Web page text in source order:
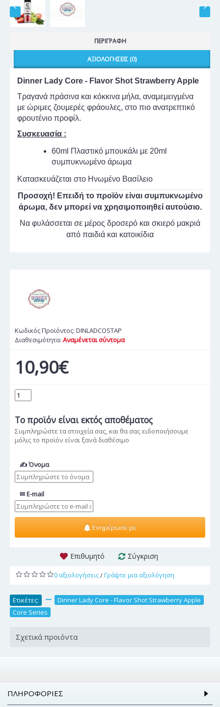
ΠΕΡΙΓΡΑΦΉ
ΑΞΙΟΛΟΓΉΣΕΙΣ (0)
Dinner Lady Core - Flavor Shot Strawberry Apple
Τραγανά πράσινα και κόκκινα μήλα, αναμεμειγμένα
με ώριμες ζουμερές φράουλες, στο πιο ανατρεπτικό
φρουτένιο προφίλ.
Συσκευασία :
60ml Πλαστικό μπουκάλι με 20ml
συμπυκνωμένο άρωμα
Κατασκευάζεται στο Ηνωμένο Βασίλειο
Προσοχή! Επειδή το προϊόν είναι συμπυκνωμένο
άρωμα, δεν μπορεί να χρησιμοποιηθεί αυτούσιο.
Να φυλάσσεται σε μέρος δροσερό και σκιερό μακριά
από παιδιά και κατοικίδια
Κωδικός Προϊόντος: DINLADCOSTAP
Διαθεσιμότητα: Αναμένεται σύντομα
10,90€
Το προϊόν είναι εκτός αποθέματος
Συμπληρώστε τα στοιχεία σας, και θα σας ειδοποιήσουμε
μόλις το προϊόν είναι ξανά διαθέσιμο
✍ Όνομα
✉ E-mail
Ενημέρωσε με
Επιθυμητό Σύγκριση
0 αξιολογήσεις/Γράψτε μια αξιολόγηση
Ετικέτες: Dinner Lady Core - Flavor Shot Strawberry Apple
Core Series
Σχετικά προιόντα
ΠΛΗΡΟΦΟΡΊΕΣ